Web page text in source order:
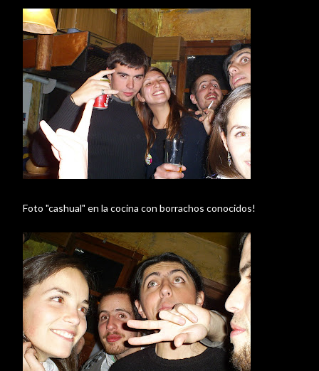
Foto "cashual" en la cocina con borrachos conocidos!